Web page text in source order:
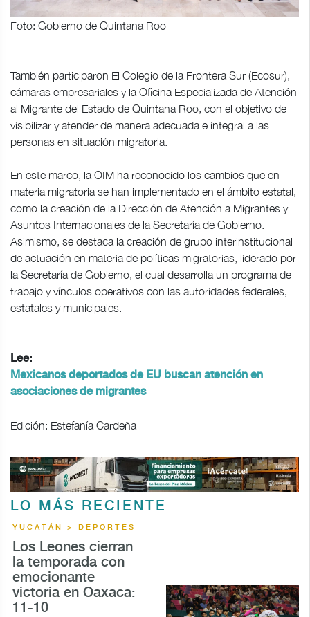
Foto: Gobierno de Quintana Roo
También participaron El Colegio de la Frontera Sur (Ecosur),
cámaras empresariales y la Oficina Especializada de Atención
al Migrante del Estado de Quintana Roo, con el objetivo de
visibilizar y atender de manera adecuada e integral a las
personas en situación migratoria.
En este marco, la OIM ha reconocido los cambios que en
materia migratoria se han implementado en el ámbito estatal,
como la creación de la Dirección de Atención a Migrantes y
Asuntos Internacionales de la Secretaría de Gobierno.
Asimismo, se destaca la creación de grupo interinstitucional
de actuación en materia de políticas migratorias, liderado por
la Secretaría de Gobierno, el cual desarrolla un programa de
trabajo y vínculos operativos con las autoridades federales,
estatales y municipales.
Lee:
Mexicanos deportados de EU buscan atención en
asociaciones de migrantes
Edición: Estefanía Cardeña
LO MÁS RECIENTE
YUCATÁN > DEPORTES
Los Leones cierran
la temporada con
emocionante
victoria en Oaxaca:
11-10